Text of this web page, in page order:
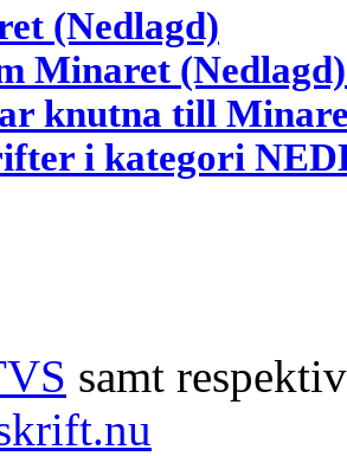
(Nedlagd)
Minaret
knutna till
i kategori
samt